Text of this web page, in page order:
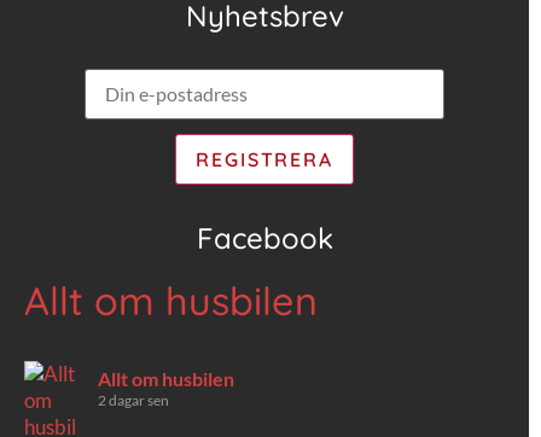
Nyhetsbrev
Facebook
Allt om husbilen
Allt om husbilen
2 dagar sen